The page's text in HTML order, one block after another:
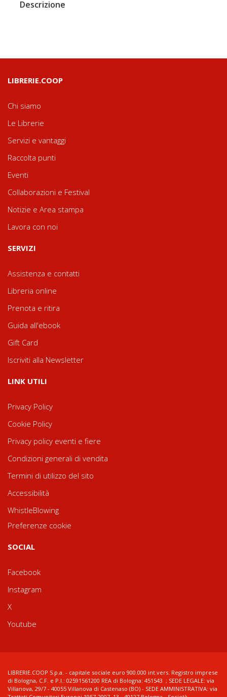
Descrizione
LIBRERIE.COOP
Chi siamo
Le Librerie
Servizi e vantaggi
Raccolta punti
Eventi
Collaborazioni e Festival
Notizie e Area stampa
Lavora con noi
SERVIZI
Assistenza e contatti
Libreria online
Prenota e ritira
Guida all'ebook
Gift Card
Iscriviti alla Newsletter
LINK UTILI
Privacy Policy
Cookie Policy
Privacy policy eventi e fiere
Condizioni generali di vendita
Termini di utilizzo del sito
Accessibilità
WhistleBlowing
Preferenze cookie
SOCIAL
Facebook
Instagram
X
Youtube
LIBRERIE.COOP S.p.a. - capitale sociale euro 900.000 int.vers. Registro imprese
di Bologna, C.F. e P.I.: 02591561200 REA di Bologna: 451543 ; SEDE LEGALE: via
Villanova, 29/7 - 40055 Villanova di Castenaso (BO) - SEDE AMMINISTRATIVA: via